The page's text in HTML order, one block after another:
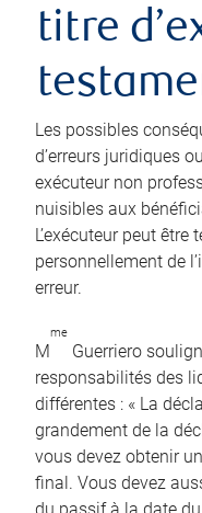
titre
Les possibles
d’erreurs juridiques
exécuteur non
nuisibles aux
L’exécuteur peut être
personnellement de
erreur.
M
me
Guerriero
responsabilités des
différentes : « La
grandement de la
vous devez obtenir
final. Vous devez
du passif à la date